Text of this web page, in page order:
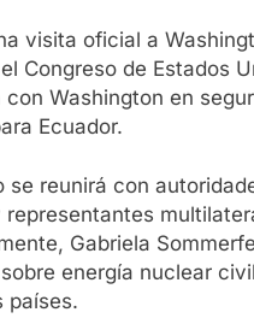
visita oficial a
Congreso de Estados
Washington en
Ecuador.
se reunirá con
Gabriela
energía nuclear
países.